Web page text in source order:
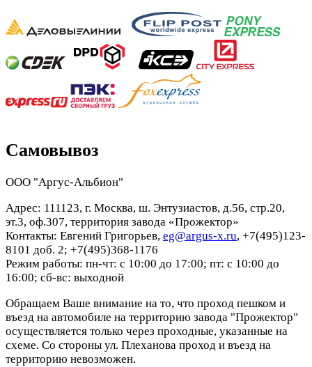
Самовывоз
ООО "Аргус-Альбион"
Адрес: 111123, г. Москва, ш. Энтузиастов, д.56, стр.20,
эт.3, оф.307, территория завода «Прожектор»
Контакты: Евгений Григорьев, eg@argus-x.ru, +7(495)123-
8101 доб. 2; +7(495)368-1176
Режим работы: пн-чт: с 10:00 до 17:00; пт: с 10:00 до
16:00; сб-вс: выходной
Обращаем Ваше внимание на то, что проход пешком и
въезд на автомобиле на территорию завода "Прожектор"
осуществляется только через проходные, указанные на
схеме. Со стороны ул. Плеханова проход и въезд на
территорию невозможен.